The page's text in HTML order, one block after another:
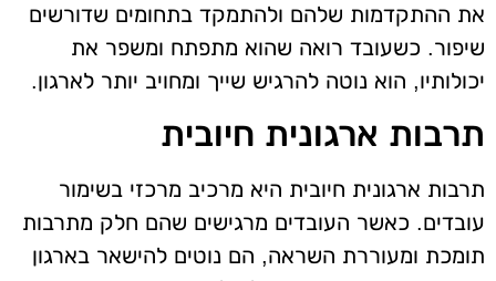
את ההתקדמות שלהם ולהתמקד בתחומים שדורשים
שיפור. כשעובד רואה שהוא מתפתח ומשפר את
יכולותיו, הוא נוטה להרגיש שייך ומחויב יותר לארגון.
תרבות ארגונית חיובית
תרבות ארגונית חיובית היא מרכיב מרכזי בשימור
עובדים. כאשר העובדים מרגישים שהם חלק מתרבות
תומכת ומעוררת השראה, הם נוטים להישאר בארגון